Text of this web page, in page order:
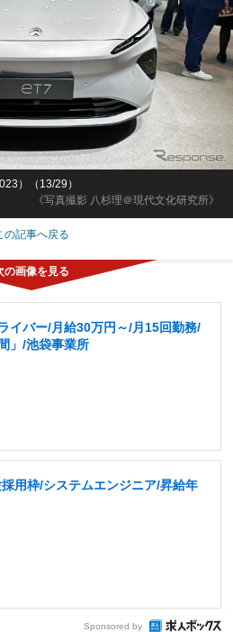
《写真撮影 八杉理＠現代文化研究所》
）（13/29）
の記事へ戻る
イバー/月給30万円～/月15回勤務/
」/池袋事業所
採用枠/システムエンジニア/昇給年
Sponsored by